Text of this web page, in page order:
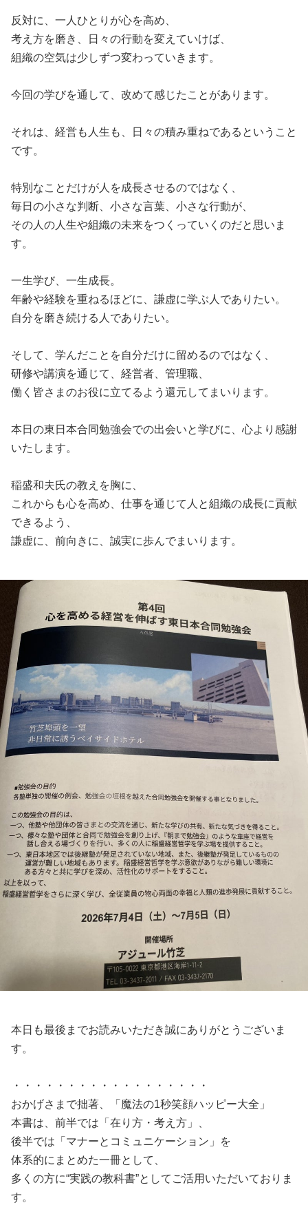
反対に、一人ひとりが心を高め、
考え方を磨き、日々の行動を変えていけば、
組織の空気は少しずつ変わっていきます。
今回の学びを通して、改めて感じたことがあります。
それは、経営も人生も、日々の積み重ねであるということ
です。
特別なことだけが人を成長させるのではなく、
毎日の小さな判断、小さな言葉、小さな行動が、
その人の人生や組織の未来をつくっていくのだと思いま
す。
一生学び、一生成長。
年齢や経験を重ねるほどに、謙虚に学ぶ人でありたい。
自分を磨き続ける人でありたい。
そして、学んだことを自分だけに留めるのではなく、
研修や講演を通じて、経営者、管理職、
働く皆さまのお役に立てるよう還元してまいります。
本日の東日本合同勉強会での出会いと学びに、心より感謝
いたします。
稲盛和夫氏の教えを胸に、
これからも心を高め、仕事を通じて人と組織の成長に貢献
できるよう、
謙虚に、前向きに、誠実に歩んでまいります。
本日も最後までお読みいただき誠にありがとうございま
す。
・・・・・・・・・・・・・・・・・・
おかげさまで拙著、「魔法の1秒笑顔ハッピー大全」
本書は、前半では「在り方・考え方」、
後半では「マナーとコミュニケーション」を
体系的にまとめた一冊として、
多くの方に“実践の教科書”としてご活用いただいておりま
す。